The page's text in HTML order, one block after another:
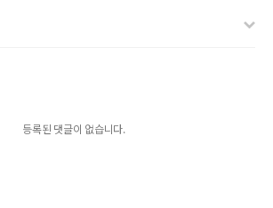
등록된 댓글이 없습니다.